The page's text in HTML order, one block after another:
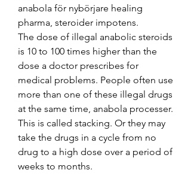
anabola för nybörjare healing
pharma, steroider impotens.
The dose of illegal anabolic steroids
is 10 to 100 times higher than the
dose a doctor prescribes for
medical problems. People often use
more than one of these illegal drugs
at the same time, anabola processer.
This is called stacking. Or they may
take the drugs in a cycle from no
drug to a high dose over a period of
weeks to months.